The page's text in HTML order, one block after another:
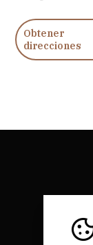
Obtener
direcciones